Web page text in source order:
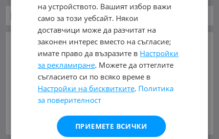
Автомобили и Джипове
ОСНОВНИ КАТЕГОРИИ В MOBILE.BG:
Карта на сайта Автомобили и ДжиповеБусове
Камиони Мотоциклети Селскостопански
Индустриални Кари Каравани Яхти и Лодки
Ремаркета Велосипеди Части Аксесоари
Гуми и джанти Купува Услуги
(1) AITO (2) Abarth (32) Acura
на устройството. Вашият избор важи
само за този уебсайт. Някои
доставчици може да разчитат на
законен интерес вместо на съгласие;
имате право да възразите в Настройки
за рекламиране. Можете да оттеглите
съгласието си по всяко време в
Настройки на бисквитките. Политика
за поверителност
ПРИЕМЕТЕ ВСИЧКИ